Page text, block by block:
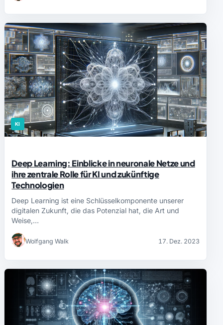
KI
Deep Learning: Einblicke in neuronale Netze und
ihre zentrale Rolle für KI und zukünftige
Technologien
Deep Learning ist eine Schlüsselkomponente unserer
digitalen Zukunft, die das Potenzial hat, die Art und
Weise,…
Wolfgang Walk 17. Dez. 2023